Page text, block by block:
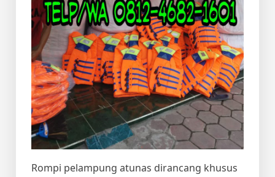
Rompi pelampung atunas dirancang khusus